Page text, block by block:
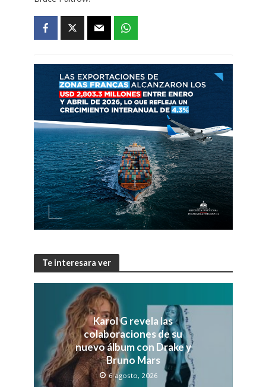
Te interesara ver
Karol G revela las
colaboraciones de su
nuevo álbum con Drake y
Bruno Mars
6 agosto, 2026